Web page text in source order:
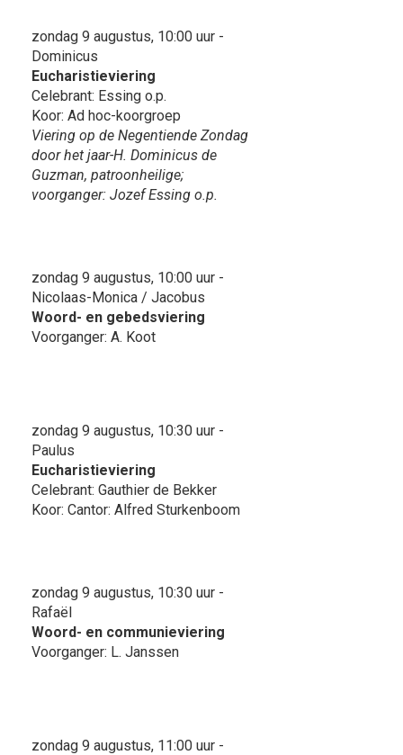
zondag 9 augustus, 10:00 uur -
Dominicus
Eucharistieviering
Celebrant: Essing o.p.
Koor: Ad hoc-koorgroep
Viering op de Negentiende Zondag
door het jaar-H. Dominicus de
Guzman, patroonheilige;
voorganger: Jozef Essing o.p.
zondag 9 augustus, 10:00 uur -
Nicolaas-Monica / Jacobus
Woord- en gebedsviering
Voorganger: A. Koot
zondag 9 augustus, 10:30 uur -
Paulus
Eucharistieviering
Celebrant: Gauthier de Bekker
Koor: Cantor: Alfred Sturkenboom
zondag 9 augustus, 10:30 uur -
Rafaël
Woord- en communieviering
Voorganger: L. Janssen
zondag 9 augustus, 11:00 uur -